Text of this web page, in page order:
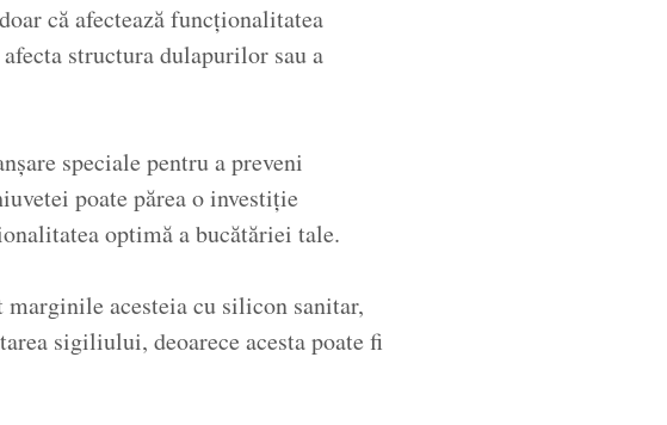
că afectează funcționalitatea
structura dulapurilor sau a
speciale pentru a preveni
poate părea o investiție
optimă a bucătăriei tale.
acesteia cu silicon sanitar,
sigiliului, deoarece acesta poate fi